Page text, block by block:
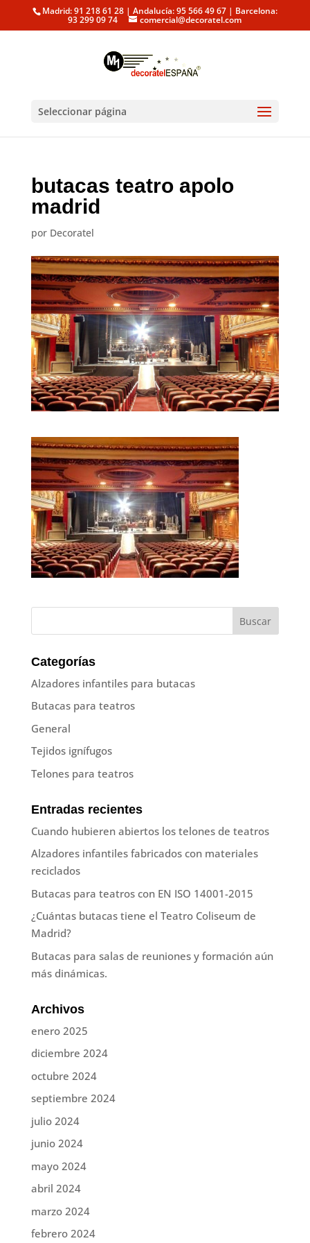
Madrid: 91 218 61 28 | Andalucía: 95 566 49 67 | Barcelona:
93 299 09 74 comercial@decoratel.com
Seleccionar página
butacas teatro apolo
madrid
por Decoratel
Categorías
Alzadores infantiles para butacas
Butacas para teatros
General
Tejidos ignífugos
Telones para teatros
Entradas recientes
Cuando hubieren abiertos los telones de teatros
Alzadores infantiles fabricados con materiales
reciclados
Butacas para teatros con EN ISO 14001-2015
¿Cuántas butacas tiene el Teatro Coliseum de
Madrid?
Butacas para salas de reuniones y formación aún
más dinámicas.
Archivos
enero 2025
diciembre 2024
octubre 2024
septiembre 2024
julio 2024
junio 2024
mayo 2024
abril 2024
marzo 2024
febrero 2024